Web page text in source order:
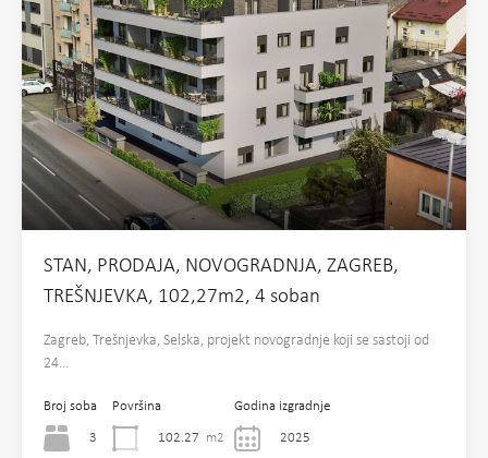
STAN, PRODAJA, NOVOGRADNJA, ZAGREB,
TREŠNJEVKA, 102,27m2, 4 soban
Zagreb, Trešnjevka, Selska, projekt novogradnje koji se sastoji od
24…
Broj soba
3
Površina
102.27 m2
Godina izgradnje
2025